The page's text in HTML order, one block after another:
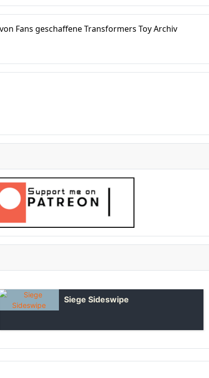
Fans geschaffene Transformers Toy Archiv
Siege Sideswipe